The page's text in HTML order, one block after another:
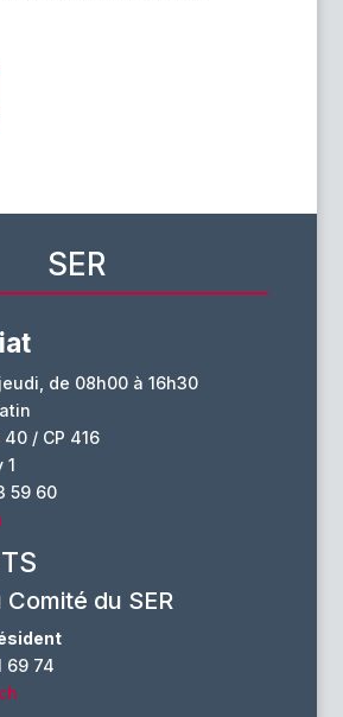
SER
de 08h00 à 16h30
/ CP 416
1
59 60
du SER
69 74